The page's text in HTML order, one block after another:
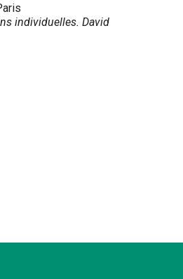
individuelles. David